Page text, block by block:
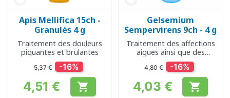
Apis Mellifica 15ch -
Granulés 4 g
Traitement des douleurs
piquantes et brulantes
5,37 € -16%
Prix
4,51 € 
Gelsemium
Sempervirens 9ch - 4 g
Traitement des affections
aigues ainsi que des
maladies chroniques ou
psychiques.
4,80 € -16%
Prix
4,03 € 